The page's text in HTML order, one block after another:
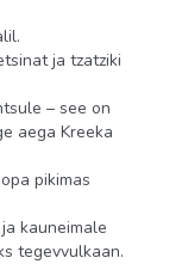
ja tzatziki
– see on
aega Kreeka
pikimas
kauneimale
tegevvulkaan.